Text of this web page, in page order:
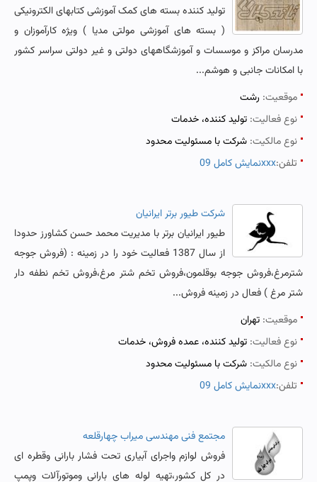
تولید کننده بسته های کمک آموزشی کتابهای الکترونیکی
( بسته های آموزشی مولتی مدیا ) ویژه کارآموزان و
مدرسان مراکز و موسسات و آموزشگاههای دولتی و غیر دولتی سراسر کشور
با امکانات جانبی و هوشم...
موقعیت: رشت
نوع فعالیت: تولید کننده، خدمات
نوع مالکیت: شرکت با مسئولیت محدود
تلفن:نمایش کامل 09xxx
شرکت طیور برتر ایرانیان
طیور ایرانیان برتر با مدیریت محمد حسن کشاورز حدودا
از سال 1387 فعالیت خود را در زمینه : (فروش جوجه
شترمرغ،فروش جوجه بوقلمون،فروش تخم شتر مرغ،فروش تخم نطفه دار
شتر مرغ ) فعال در زمینه فروش...
موقعیت: تهران
نوع فعالیت: تولید کننده، عمده فروش، خدمات
نوع مالکیت: شرکت با مسئولیت محدود
تلفن:نمایش کامل 09xxx
مجتمع فنی مهندسی میراب چهارقلعه
فروش لوازم واجرای آبیاری تحت فشار بارانی وقطره ای
در کل کشور،تهیه لوله های بارانی وموتورآلات وپمپ